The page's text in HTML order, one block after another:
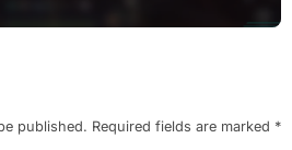
published. Required fields are marked *